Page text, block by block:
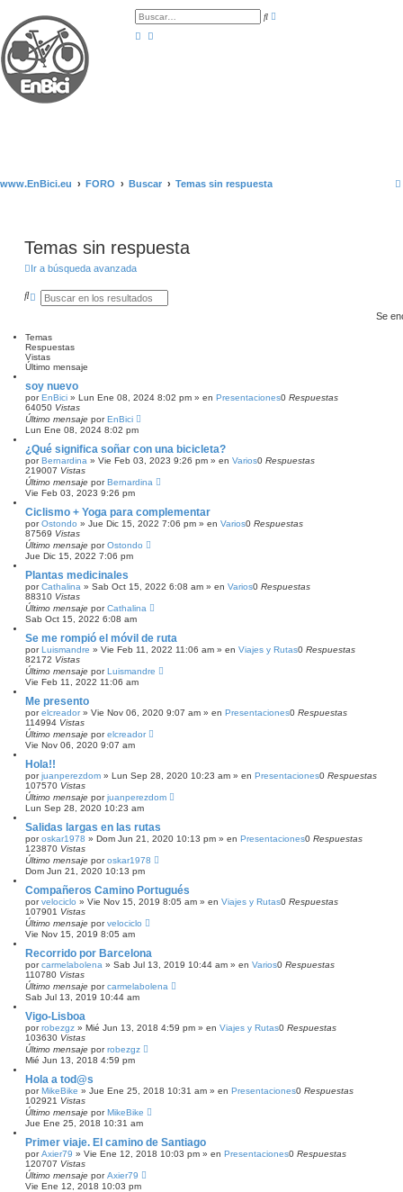
B
www.EnBici.eu FORO Buscar Temas sin respuesta
Temas sin respuesta
Ir a búsqueda avanzada
B
a
r
B
u
e
d
a
v
a
n
z
a
d
a
Se
Temas
Respuestas
Vistas
Último mensaje
soy nuevo
porEnBici » Lun Ene 08, 2024 8:02 pm » en Presentaciones0 Respuestas
64050 Vistas
Último mensaje porEnBici
Lun Ene 08, 2024 8:02 pm
¿Qué significa soñar con una bicicleta?
porBernardina » Vie Feb 03, 2023 9:26 pm » en Varios0 Respuestas
219007 Vistas
Último mensaje porBernardina
Vie Feb 03, 2023 9:26 pm
Ciclismo + Yoga para complementar
porOstondo » Jue Dic 15, 2022 7:06 pm » en Varios0 Respuestas
87569 Vistas
Último mensaje porOstondo
Jue Dic 15, 2022 7:06 pm
Plantas medicinales
porCathalina » Sab Oct 15, 2022 6:08 am » en Varios0 Respuestas
88310 Vistas
Último mensaje porCathalina
Sab Oct 15, 2022 6:08 am
Se me rompió el móvil de ruta
porLuismandre » Vie Feb 11, 2022 11:06 am » en Viajes y Rutas0 Respuestas
82172 Vistas
Último mensaje porLuismandre
Vie Feb 11, 2022 11:06 am
Me presento
porelcreador» Vie Nov 06, 2020 9:07 am » en Presentaciones0 Respuestas
114994 Vistas
Último mensaje porelcreador
Vie Nov 06, 2020 9:07 am
Hola!!
porjuanperezdom » Lun Sep 28, 2020 10:23 am » en Presentaciones0 Respuestas
107570 Vistas
Último mensaje porjuanperezdom
Lun Sep 28, 2020 10:23 am
Salidas largas en las rutas
poroskar1978 » Dom Jun 21, 2020 10:13 pm » en Presentaciones0 Respuestas
123870 Vistas
Último mensaje poroskar1978
Dom Jun 21, 2020 10:13 pm
Compañeros Camino Portugués
porvelociclo » Vie Nov 15, 2019 8:05 am » en Viajes y Rutas0 Respuestas
107901 Vistas
Último mensaje porvelociclo
Vie Nov 15, 2019 8:05 am
Recorrido por Barcelona
porcarmelabolena » Sab Jul 13, 2019 10:44 am » en Varios0 Respuestas
110780 Vistas
Último mensaje porcarmelabolena
Sab Jul 13, 2019 10:44 am
Vigo-Lisboa
porrobezgz » Mié Jun 13, 2018 4:59 pm » en Viajes y Rutas0 Respuestas
103630 Vistas
Último mensaje porrobezgz
Mié Jun 13, 2018 4:59 pm
Hola a tod@s
porMikeBike » Jue Ene 25, 2018 10:31 am » en Presentaciones0 Respuestas
102921 Vistas
Último mensaje porMikeBike
Jue Ene 25, 2018 10:31 am
Primer viaje. El camino de Santiago
porAxier79 » Vie Ene 12, 2018 10:03 pm » en Presentaciones0 Respuestas
120707 Vistas
Último mensaje porAxier79
Vie Ene 12, 2018 10:03 pm